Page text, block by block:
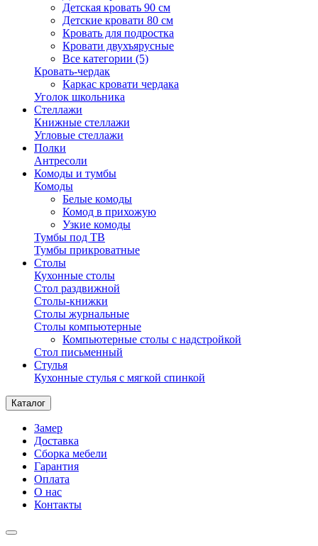
Детская кровать 90 см
Детские кровати 80 см
Кровать для подростка
Кровати двухъярусные
Все категории (5)
Кровать-чердак
Каркас кровати чердака
Уголок школьника
Стеллажи
Книжные стеллажи
Угловые стеллажи
Полки
Антресоли
Комоды и тумбы
Комоды
Белые комоды
Комод в прихожую
Узкие комоды
Тумбы под ТВ
Тумбы прикроватные
Столы
Кухонные столы
Стол раздвижной
Столы-книжки
Столы журнальные
Столы компьютерные
Компьютерные столы с надстройкой
Стол письменный
Стулья
Кухонные стулья с мягкой спинкой
Каталог
Замер
Доставка
Сборка мебели
Гарантия
Оплата
О нас
Контакты